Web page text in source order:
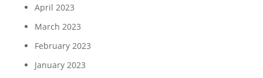
April 2023
March 2023
February 2023
January 2023